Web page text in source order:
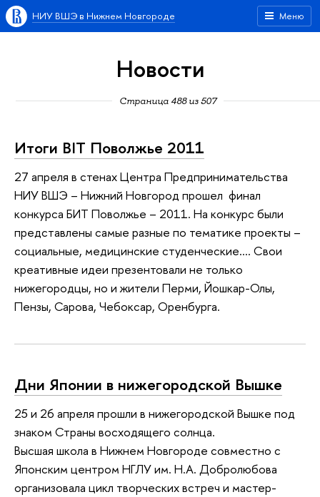
Меню
НИУ ВШЭ в Нижнем Новгороде
Новости
Страница 488 из 507
Итоги BIT Поволжье 2011
27 апреля в стенах Центра Предпринимательства
НИУ ВШЭ – Нижний Новгород прошел финал
конкурса БИТ Поволжье – 2011. На конкурс были
представлены самые разные по тематике проекты –
социальные, медицинские студенческие.... Свои
креативные идеи презентовали не только
нижегородцы, но и жители Перми, Йошкар-Олы,
Пензы, Сарова, Чебоксар, Оренбурга.
Дни Японии в нижегородской Вышке
25 и 26 апреля прошли в нижегородской Вышке под
знаком Страны восходящего солнца.
Высшая школа в Нижнем Новгороде совместно с
Японским центром НГЛУ им. Н.А. Добролюбова
организовала цикл творческих встреч и мастер-